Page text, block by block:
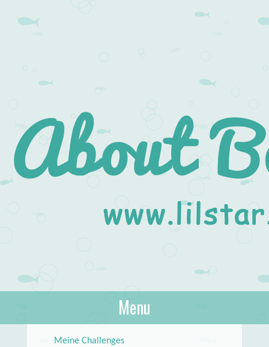
About Books
lilstar.de
Menu
Meine Challenges